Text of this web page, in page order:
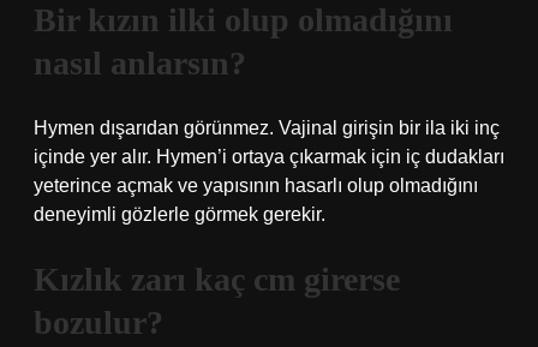
Bir kızın ilki olup olmadığını
nasıl anlarsın?
Hymen dışarıdan görünmez. Vajinal girişin bir ila iki inç
içinde yer alır. Hymen’i ortaya çıkarmak için iç dudakları
yeterince açmak ve yapısının hasarlı olup olmadığını
deneyimli gözlerle görmek gerekir.
Kızlık zarı kaç cm girerse
bozulur?